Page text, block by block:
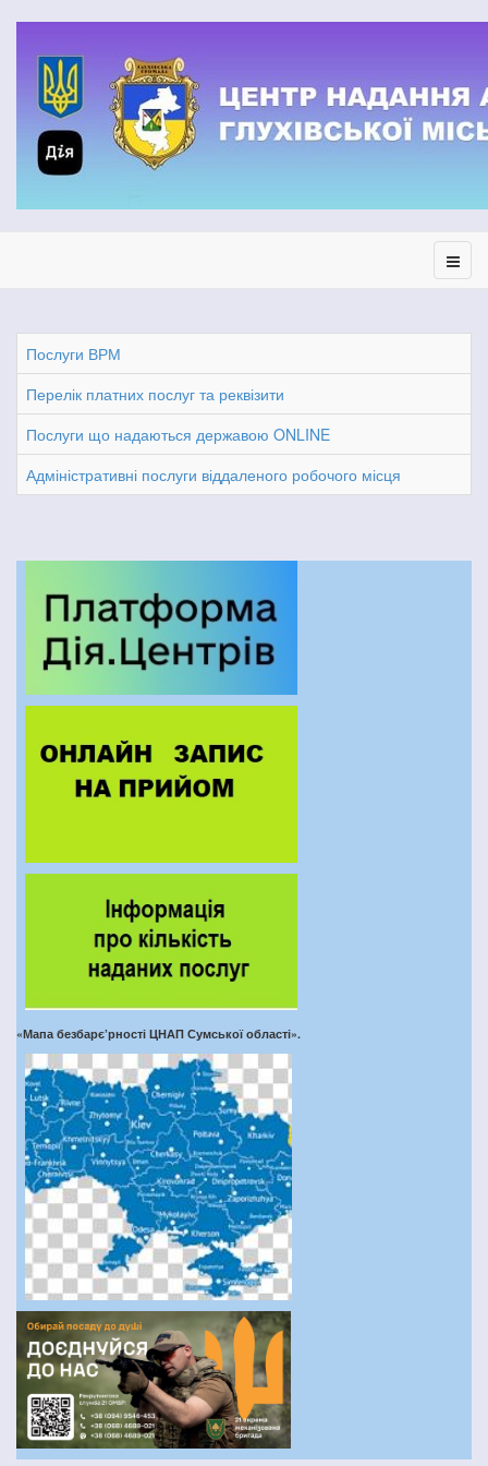
Послуги ВРМ
Перелік платних послуг та реквізити
Послуги що надаються державою ONLINE
Адміністративні послуги віддаленого робочого місця
«Мапа безбарє’рності ЦНАП Сумської області».